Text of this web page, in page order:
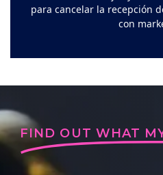
para cancelar la recepción
con
FIND OUT WHAT